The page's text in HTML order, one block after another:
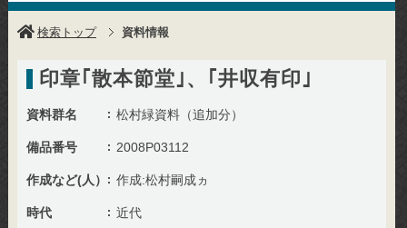
検索トップ 資料情報
印章｢散本節堂｣、｢井収有印｣
資料群名 松村緑資料（追加分）
備品番号 2008P03112
作成など(人） 作成:松村嗣成ヵ
時代 近代